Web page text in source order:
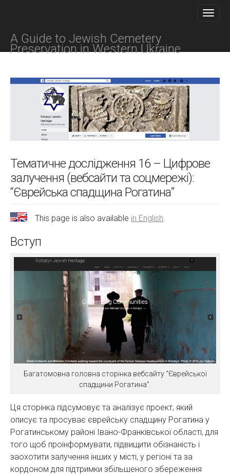
O
A Guide to Jewish Cemetery
Preservation in Western Ukraine
Тематичне дослідження 16 – Цифрове
залучення (вебсайти та соцмережі):
“Єврейська спадщина Рогатина”
This page is also available in English
Вступ
Багатомовна головна сторінка вебсайту “Єврейської
спадщини Рогатина”.
Ця сторінка підсумовує та аналізує проект, який
описує та просуває єврейську спадщину Рогатина у
Рогатинському районі Івано-Франківської області, для
того щоб проінформувати, підвищити обізнаність і
заохотити залучення інших у місті, у регіоні та за
кордоном для підтримки збільшеного збереження